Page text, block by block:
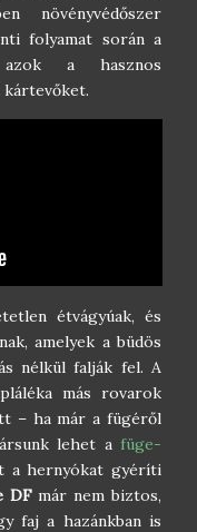
növényvédőszer
folyamat során a
azok a hasznos
kártevőket.
étvágyúak, és
amelyek a büdös
nélkül falják fel. A
más rovarok
– ha már a fügéről
lehet a füge-
a hernyókat gyéríti
DFmár nem biztos,
faj a hazánkban is